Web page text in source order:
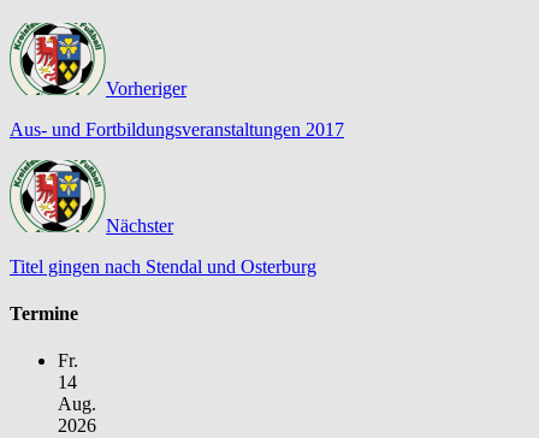
Vorheriger
Aus- und Fortbildungsveranstaltungen 2017
Nächster
Titel gingen nach Stendal und Osterburg
Termine
Fr.
14
Aug.
2026